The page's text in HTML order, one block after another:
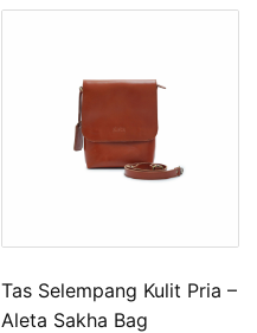
Tas Selempang Kulit Pria –
Aleta Sakha Bag